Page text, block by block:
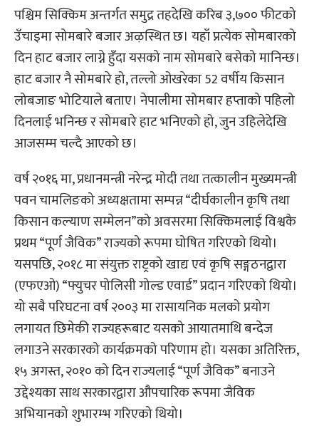
पश्चिम सिक्किम अन्तर्गत समुद्र तहदेखि करिब ३,७०० फीटको
उँचाइमा सोमबारे बजार अऴस्थित छ। यहाँ प्रत्येक सोमबारको
दिन हाट बजार लाग्ने हुँदा यसको नाम सोमबारे बसेको मानिन्छ।
हाट बजार नै सोमबारे हो, तल्लो ओखरेका 52 वर्षीय किसान
लोबजाङ भोटियाले बताए। नेपालीमा सोमबार हप्ताको पहिलो
दिनलाई भनिन्छ र सोमबारे हाट भनिएको हो, जुन उहिलेदेखि
आजसम्म चल्दै आएको छ।
वर्ष २०१६ मा, प्रधानमन्त्री नरेन्द्र मोदी तथा तत्कालीन मुख्यमन्त्री
पवन चामलिङको अध्यक्षतामा सम्पन्न “दीर्घकालीन कृषि तथा
किसान कल्याण सम्मेलन”को अवसरमा सिक्किमलाई विश्वकै
प्रथम “पूर्ण जैविक” राज्यको रूपमा घोषित गरिएको थियो।
यसपछि, २०१८ मा संयुक्त राष्ट्रको खाद्य एवं कृषि सङ्गठनद्वारा
(एफएओ) “फ्युचर पोलिसी गोल्ड एवार्ड” प्रदान गरिएको थियो।
यो सबै परिघटना वर्ष २००३ मा रासायनिक मलको प्रयोग
लगायत छिमेकी राज्यहरूबाट यसको आयातमाथि बन्देज
लगाउने सरकारको कार्यक्रमको परिणाम हो। यसका अतिरिक्त,
१५ अगस्त, २०१० को दिन राज्यलाई “पूर्ण जैविक” बनाउने
उद्देश्यका साथ सरकारद्वारा औपचारिक रूपमा जैविक
अभियानको शुभारम्भ गरिएको थियो।